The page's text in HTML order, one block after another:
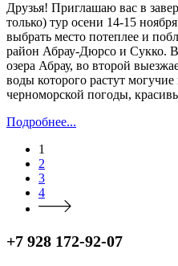
Друзья! Приглашаю вас в
только) тур осени 14-15
выбрать место потеплее и
район Абрау-Дюрсо и Сукко.
озера Абрау, во второй
воды которого растут
черноморской погоды,
Подробнее...
1
2
3
4
+7 928 172-92-07